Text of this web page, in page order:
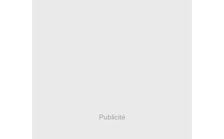
Publicité